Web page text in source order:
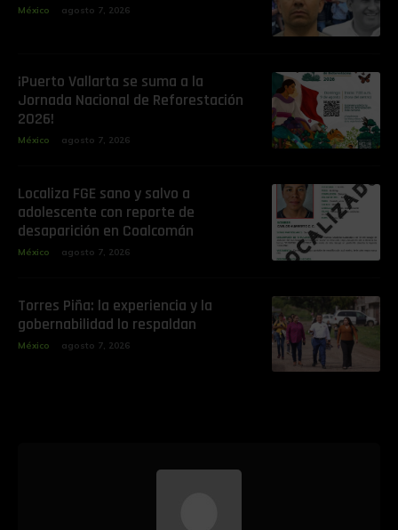
México agosto 7, 2026
¡Puerto Vallarta se suma a la
Jornada Nacional de Reforestación
2026!
México agosto 7, 2026
Localiza FGE sano y salvo a
adolescente con reporte de
desaparición en Coalcomán
México agosto 7, 2026
Torres Piña: la experiencia y la
gobernabilidad lo respaldan
México agosto 7, 2026